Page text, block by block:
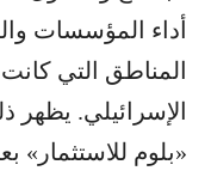
أداء المؤسسات
المناطق التي
الإسرائيلي.
«بلوم للاستثمار»